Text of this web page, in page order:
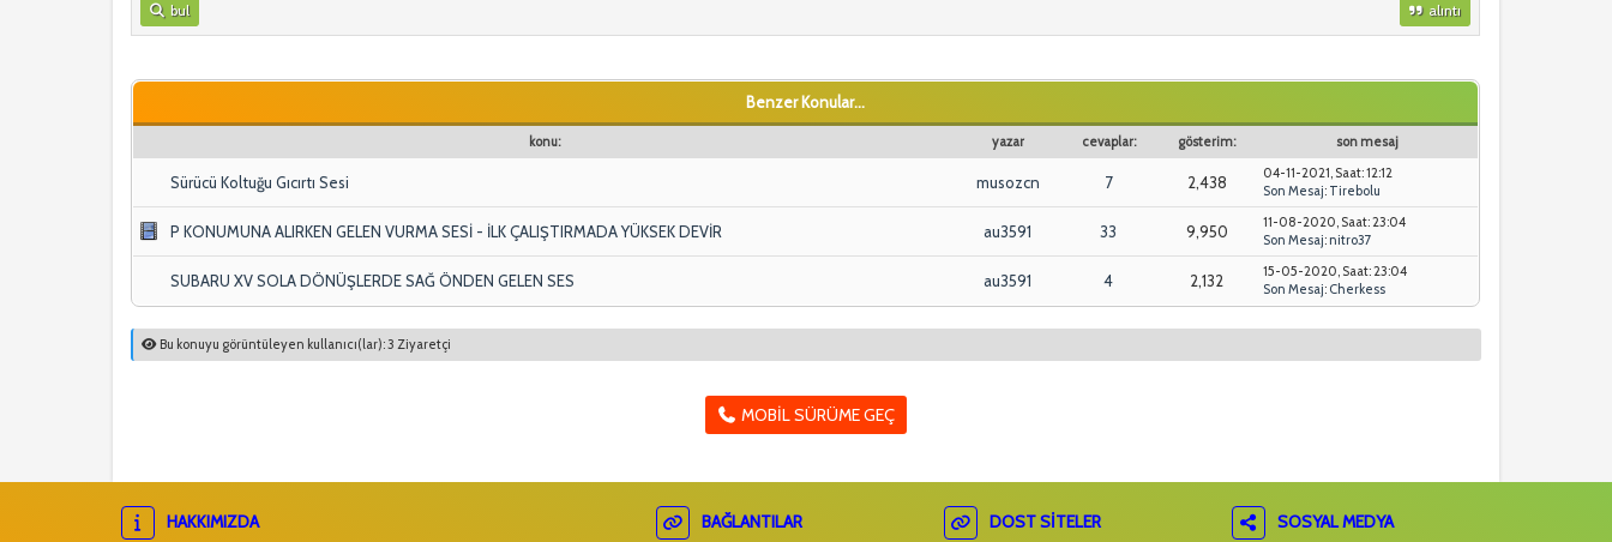
bul alıntı
Benzer Konular...
konu: yazar cevaplar: gösterim: son mesaj
Sürücü Koltuğu Gıcırtı Sesi musozcn 7 2,438
04-11-2021, Saat: 12:12
Son Mesaj: Tirebolu
P KONUMUNA ALIRKEN GELEN VURMA SESİ - İLK ÇALIŞTIRMADA YÜKSEK DEVİR au3591 33 9,950
11-08-2020, Saat: 23:04
Son Mesaj: nitro37
SUBARU XV SOLA DÖNÜŞLERDE SAĞ ÖNDEN GELEN SES au3591 4 2,132
15-05-2020, Saat: 23:04
Son Mesaj: Cherkess
Bu konuyu görüntüleyen kullanıcı(lar): 3 Ziyaretçi
MOBIL SÜRÜME GEÇ
HAKKIMIZDA BAĞLANTILAR DOST SITELER SOSYAL MEDYA